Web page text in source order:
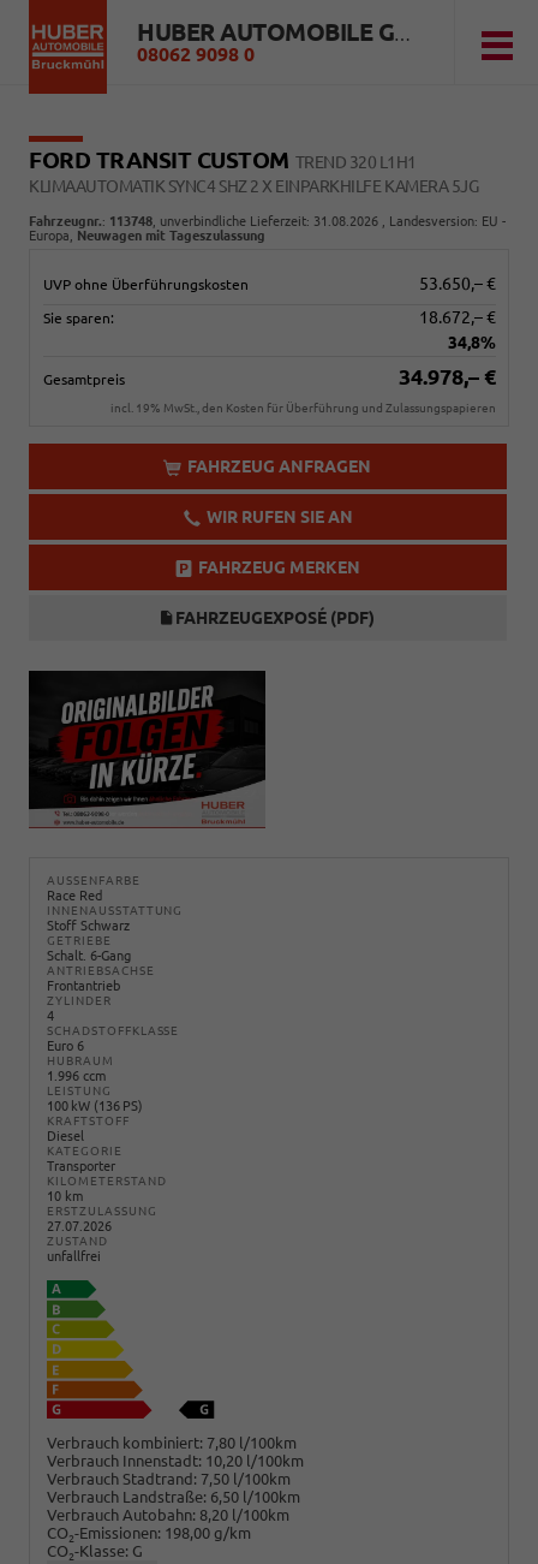
HUBER AUTOMOBILE GMBH
08062 9098 0
FORD TRANSIT CUSTOM TREND 320 L1H1
KLIMAAUTOMATIK SYNC4 SHZ 2 X EINPARKHILFE KAMERA 5JG
Fahrzeugnr.: 113748 , unverbindliche Lieferzeit: 31.08.2026 , Landesversion: EU -
Europa, Neuwagen mit Tageszulassung
UVP ohne Überführungskosten 53.650,– €
Sie sparen:
18.672,– €
34,8%
Gesamtpreis 34.978,– €
incl. 19% MwSt., den Kosten für Überführung und Zulassungspapieren
FAHRZEUG ANFRAGEN
WIR RUFEN SIE AN
FAHRZEUG MERKEN
FAHRZEUGEXPOSÉ (PDF)
AUSSENFARBE
Race Red
INNENAUSSTATTUNG
Stoff Schwarz
GETRIEBE
Schalt. 6-Gang
ANTRIEBSACHSE
Frontantrieb
ZYLINDER
4
SCHADSTOFFKLASSE
Euro 6
HUBRAUM
1.996 ccm
LEISTUNG
100 kW (136 PS)
KRAFTSTOFF
Diesel
KATEGORIE
Transporter
KILOMETERSTAND
10 km
ERSTZULASSUNG
27.07.2026
ZUSTAND
unfallfrei
Verbrauch kombiniert: 7,80 l/100km
Verbrauch Innenstadt: 10,20 l/100km
Verbrauch Stadtrand: 7,50 l/100km
Verbrauch Landstraße: 6,50 l/100km
Verbrauch Autobahn: 8,20 l/100km
CO2-Emissionen: 198,00 g/km
CO2-Klasse: G